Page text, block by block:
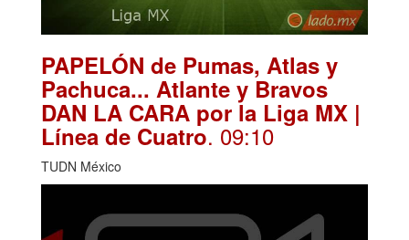
PAPELÓN de Pumas, Atlas y
Pachuca... Atlante y Bravos
DAN LA CARA por la Liga MX |
Línea de Cuatro. 09:10
TUDN México